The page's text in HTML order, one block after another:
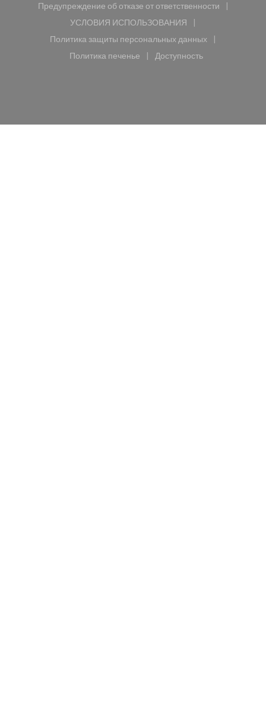
Предупреждение об отказе от ответственности
((открывается в новом окне))
УСЛОВИЯ ИСПОЛЬЗОВАНИЯ
((открывается в новом окне))
Политика защиты персональных данных
((открывается в новом окне))
Политика печенье
((открывается в новом окне))
Доступность